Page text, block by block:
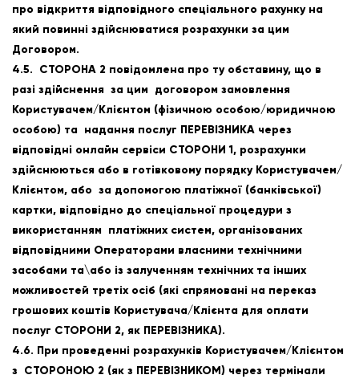
про відкриття відповідного спеціального рахунку на
який повинні здійснюватися розрахунки за цим
Договором.
4.5. СТОРОНА 2 повідомлена про ту обставину, що в
разі здійснення за цим договором замовлення
Користувачем/Клієнтом (фізичною особою/юридичною
особою) та надання послуг ПЕРЕВІЗНИКА через
відповідні онлайн сервіси СТОРОНИ 1, розрахунки
здійснюються або в готівковому порядку Користувачем/
Клієнтом, або за допомогою платіжної (банківської)
картки, відповідно до спеціальної процедури з
використанням платіжних систем, організованих
відповідними Операторами власними технічними
засобами та\або із залученням технічних та інших
можливостей третіх осіб (які спрямовані на переказ
грошових коштів Користувача/Клієнта для оплати
послуг СТОРОНИ 2, як ПЕРЕВІЗНИКА).
4.6. При проведенні розрахунків Користувачем/Клієнтом
з СТОРОНОЮ 2 (як з ПЕРЕВІЗНИКОМ) через термінали